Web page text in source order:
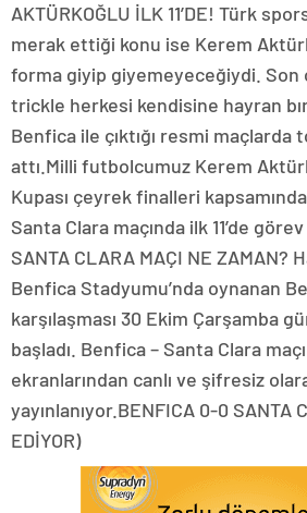
AKTÜRKOĞLU İLK 11’DE! Türk
merak ettiği konu ise Kerem
forma giyip giyemeyeceğiydi. Son
trickle herkesi kendisine hayran
Benfica ile çıktığı resmi maçlarda
attı.Milli futbolcumuz Kerem
Kupası çeyrek finalleri
Santa Clara maçında ilk 11’de
SANTA CLARA MAÇI NE ZAMAN?
Benfica Stadyumu’nda oynanan
karşılaşması 30 Ekim Çarşamba
başladı. Benfica – Santa Clara
ekranlarından canlı ve şifresiz
yayınlanıyor.BENFICA 0-0 SANTA
EDİYOR)